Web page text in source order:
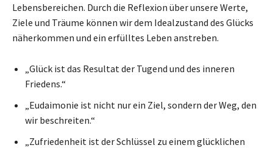
Lebensbereichen. Durch die Reflexion über unsere Werte,
Ziele und Träume können wir dem Idealzustand des Glücks
näherkommen und ein erfülltes Leben anstreben.
„Glück ist das Resultat der Tugend und des inneren
Friedens.“
„Eudaimonie ist nicht nur ein Ziel, sondern der Weg, den
wir beschreiten.“
„Zufriedenheit ist der Schlüssel zu einem glücklichen